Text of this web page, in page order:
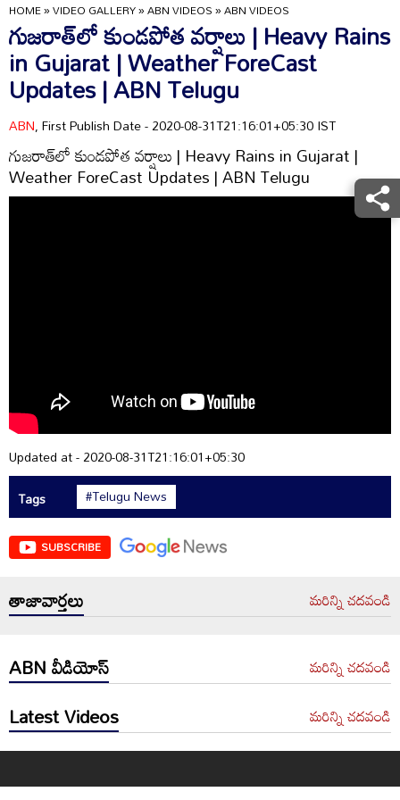
HOME»VIDEO GALLERY»ABN VIDEOS»ABN VIDEOS
గుజరాత్‌లో కుండపోత వర్షాలు | Heavy Rains
in Gujarat | Weather ForeCast
Updates | ABN Telugu
ABN, First Publish Date - 2020-08-31T21:16:01+05:30 IST
గుజరాత్‌లో కుండపోత వర్షాలు | Heavy Rains in Gujarat |
Weather ForeCast Updates | ABN Telugu
Updated at - 2020-08-31T21:16:01+05:30
Tags
#Telugu News
SUBSCRIBE
తాజావార్తలు మరిన్ని చదవండి
ABN వీడియోస్ మరిన్ని చదవండి
Latest Videos మరిన్ని చదవండి